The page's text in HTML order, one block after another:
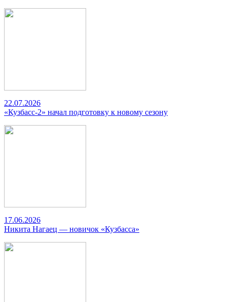
22.07.2026
«Кузбасс-2» начал подготовку к новому сезону
17.06.2026
Никита Нагаец — новичок «Кузбасса»